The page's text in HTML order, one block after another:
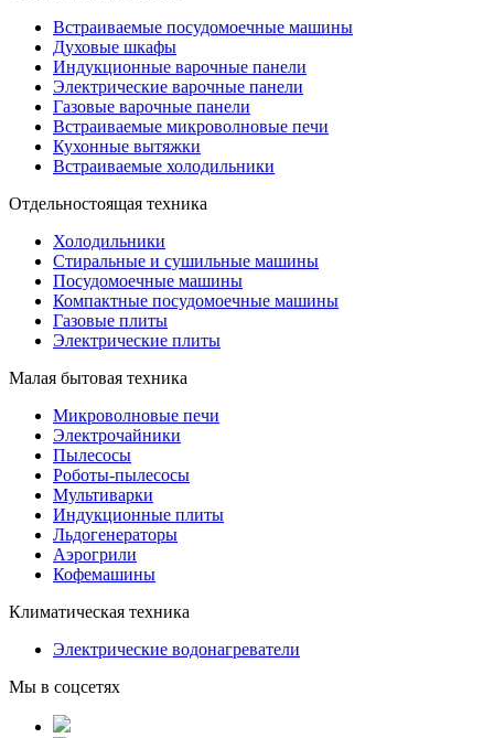
Встраиваемые посудомоечные машины
Духовые шкафы
Индукционные варочные панели
Электрические варочные панели
Газовые варочные панели
Встраиваемые микроволновые печи
Кухонные вытяжки
Встраиваемые холодильники
Отдельностоящая техника
Холодильники
Стиральные и сушильные машины
Посудомоечные машины
Компактные посудомоечные машины
Газовые плиты
Электрические плиты
Малая бытовая техника
Микроволновые печи
Электрочайники
Пылесосы
Роботы-пылесосы
Мультиварки
Индукционные плиты
Льдогенераторы
Аэрогрили
Кофемашины
Климатическая техника
Электрические водонагреватели
Мы в соцсетях